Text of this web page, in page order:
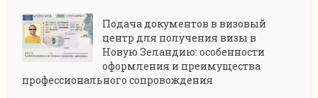
Подача документов в визовый
центр для получения визы в
Новую Зеландию: особенности
оформления и преимущества
профессионального сопровождения